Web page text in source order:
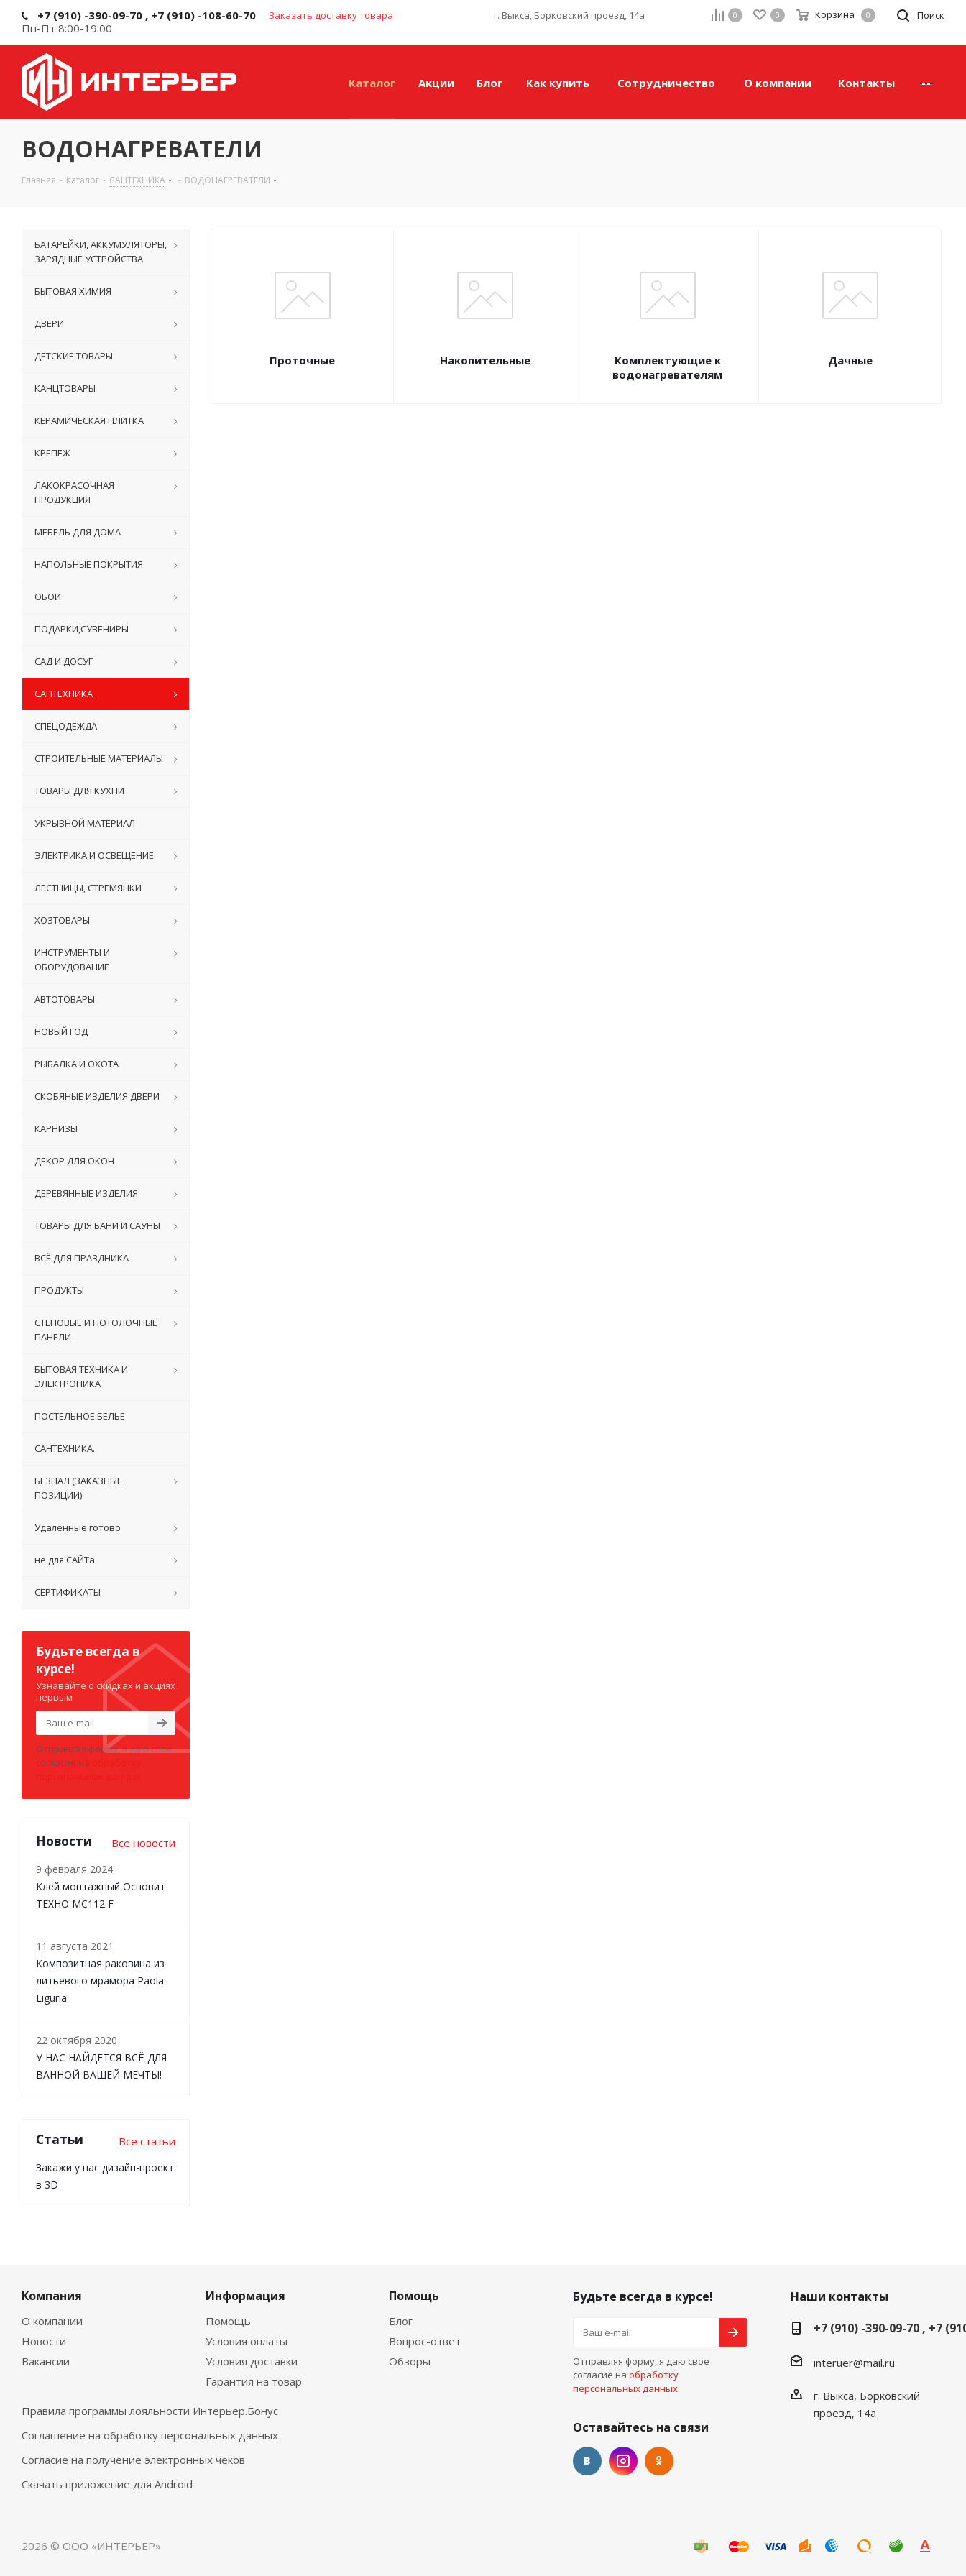
+7 (910) -390-09-70 , +7 (910) -108-60-70 Заказать доставку товара
Пн-Пт 8:00-19:00
г. Выкса, Борковский проезд, 14а Поиск
0 0 Корзина 0
Каталог Акции Блог Как купить Сотрудничество О компании Контакты
ВОДОНАГРЕВАТЕЛИ
Главная - Каталог - САНТЕХНИКА - ВОДОНАГРЕВАТЕЛИ
Проточные Накопительные
Комплектующие к
водонагревателям
Дачные
БАТАРЕЙКИ, АККУМУЛЯТОРЫ,
ЗАРЯДНЫЕ УСТРОЙСТВА
БЫТОВАЯ ХИМИЯ
ДВЕРИ
ДЕТСКИЕ ТОВАРЫ
КАНЦТОВАРЫ
КЕРАМИЧЕСКАЯ ПЛИТКА
КРЕПЕЖ
ЛАКОКРАСОЧНАЯ
ПРОДУКЦИЯ
МЕБЕЛЬ ДЛЯ ДОМА
НАПОЛЬНЫЕ ПОКРЫТИЯ
ОБОИ
ПОДАРКИ,СУВЕНИРЫ
САД И ДОСУГ
САНТЕХНИКА
СПЕЦОДЕЖДА
СТРОИТЕЛЬНЫЕ МАТЕРИАЛЫ
ТОВАРЫ ДЛЯ КУХНИ
УКРЫВНОЙ МАТЕРИАЛ
ЭЛЕКТРИКА И ОСВЕЩЕНИЕ
ЛЕСТНИЦЫ, СТРЕМЯНКИ
ХОЗТОВАРЫ
ИНСТРУМЕНТЫ И
ОБОРУДОВАНИЕ
АВТОТОВАРЫ
НОВЫЙ ГОД
РЫБАЛКА И ОХОТА
СКОБЯНЫЕ ИЗДЕЛИЯ ДВЕРИ
КАРНИЗЫ
ДЕКОР ДЛЯ ОКОН
ДЕРЕВЯННЫЕ ИЗДЕЛИЯ
ТОВАРЫ ДЛЯ БАНИ И САУНЫ
ВСЁ ДЛЯ ПРАЗДНИКА
ПРОДУКТЫ
СТЕНОВЫЕ И ПОТОЛОЧНЫЕ
ПАНЕЛИ
БЫТОВАЯ ТЕХНИКА И
ЭЛЕКТРОНИКА
ПОСТЕЛЬНОЕ БЕЛЬЕ
САНТЕХНИКА.
БЕЗНАЛ (ЗАКАЗНЫЕ
ПОЗИЦИИ)
Удаленные готово
не для САЙТа
СЕРТИФИКАТЫ
Будьте всегда в
курсе!
Узнавайте о скидках и акциях
первым
Отправляя форму, я даю свое
согласие на
Новости Все новости
9 февраля 2024
Клей монтажный Основит
ТЕХНО MC112 F
11 августа 2021
Композитная раковина из
литьевого мрамора Paola
Liguria
22 октября 2020
У НАС НАЙДЕТСЯ ВСЁ ДЛЯ
ВАННОЙ ВАШЕЙ МЕЧТЫ!
Статьи Все статьи
Закажи у нас дизайн-проект
в 3D
Компания
О компании
Новости
Вакансии
Информация
Помощь
Условия оплаты
Условия доставки
Гарантия на товар
Помощь
Блог
Вопрос-ответ
Обзоры
Правила программы лояльности Интерьер.Бонус
Соглашение на обработку персональных данных
Согласие на получение электронных чеков
Скачать приложение для Android
Будьте всегда в курсе!
Отправляя форму, я даю свое
согласие на обработку
персональных данных
Оставайтесь на связи
Наши контакты
+7 (910) -390-09-70 , +7
interuer@mail.ru
г. Выкса, Борковский
проезд, 14а
2026 © ООО «ИНТЕРЬЕР»